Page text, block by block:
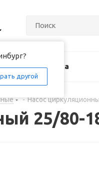
другой
Доставка
- Насос
25/80-